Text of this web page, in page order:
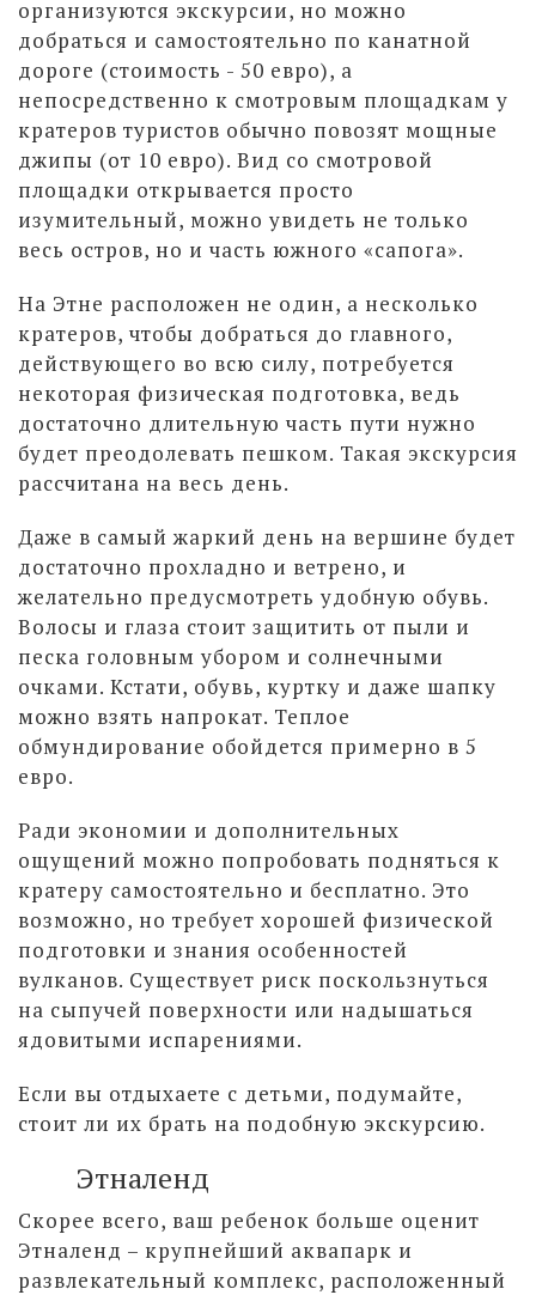
организуются экскурсии, но можно
добраться и самостоятельно по канатной
дороге (стоимость - 50 евро), а
непосредственно к смотровым площадкам у
кратеров туристов обычно повозят мощные
джипы (от 10 евро). Вид со смотровой
площадки открывается просто
изумительный, можно увидеть не только
весь остров, но и часть южного «сапога».
На Этне расположен не один, а несколько
кратеров, чтобы добраться до главного,
действующего во всю силу, потребуется
некоторая физическая подготовка, ведь
достаточно длительную часть пути нужно
будет преодолевать пешком. Такая экскурсия
рассчитана на весь день.
Даже в самый жаркий день на вершине будет
достаточно прохладно и ветрено, и
желательно предусмотреть удобную обувь.
Волосы и глаза стоит защитить от пыли и
песка головным убором и солнечными
очками. Кстати, обувь, куртку и даже шапку
можно взять напрокат. Теплое
обмундирование обойдется примерно в 5
евро.
Ради экономии и дополнительных
ощущений можно попробовать подняться к
кратеру самостоятельно и бесплатно. Это
возможно, но требует хорошей физической
подготовки и знания особенностей
вулканов. Существует риск поскользнуться
на сыпучей поверхности или надышаться
ядовитыми испарениями.
Если вы отдыхаете с детьми, подумайте,
стоит ли их брать на подобную экскурсию.
Этналенд
Скорее всего, ваш ребенок больше оценит
Этналенд – крупнейший аквапарк и
развлекательный комплекс, расположенный